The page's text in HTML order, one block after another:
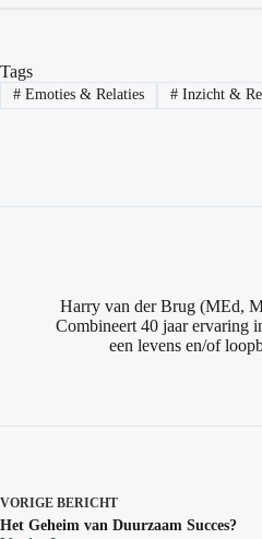
Tags
#Emoties & Relaties #Inzicht &
Harry van der Brug (MEd,
Combineert 40 jaar ervaring
een levens en/of
VORIGE BERICHT
Het Geheim van Duurzaam Succes?